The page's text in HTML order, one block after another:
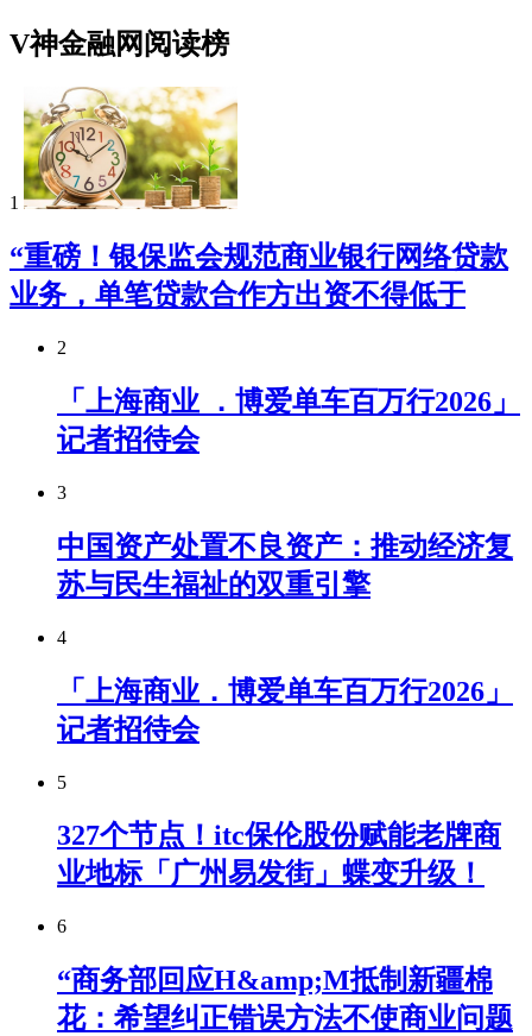
V神金融网阅读榜
1
“重磅！银保监会规范商业银行网络贷款
业务，单笔贷款合作方出资不得低于
2
「上海商业 ．博爱单车百万行2026」
记者招待会
3
中国资产处置不良资产：推动经济复
苏与民生福祉的双重引擎
4
「上海商业．博爱单车百万行2026」
记者招待会
5
327个节点！itc保伦股份赋能老牌商
业地标「广州易发街」蝶变升级！
6
“商务部回应H&amp;M抵制新疆棉
花：希望纠正错误方法不使商业问题